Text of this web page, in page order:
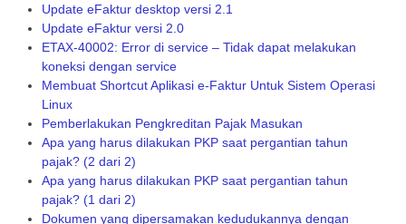
Update eFaktur desktop versi 2.1
Update eFaktur versi 2.0
ETAX-40002: Error di service – Tidak dapat melakukan
koneksi dengan service
Membuat Shortcut Aplikasi e-Faktur Untuk Sistem Operasi
Linux
Pemberlakukan Pengkreditan Pajak Masukan
Apa yang harus dilakukan PKP saat pergantian tahun
pajak? (2 dari 2)
Apa yang harus dilakukan PKP saat pergantian tahun
pajak? (1 dari 2)
Dokumen yang dipersamakan kedudukannya dengan